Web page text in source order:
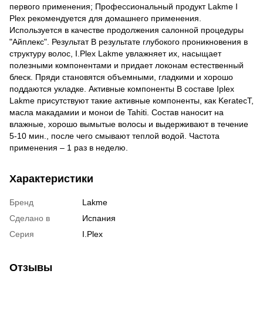
первого применения; Профессиональный продукт Lakme I
Plex рекомендуется для домашнего применения.
Используется в качестве продолжения салонной процедуры
"Айплекс". Результат В результате глубокого проникновения в
структуру волос, I.Plex Lakme увлажняет их, насыщает
полезными компонентами и придает локонам естественный
блеск. Пряди становятся объемными, гладкими и хорошо
поддаются укладке. Активные компоненты В составе Iplex
Lakme присутствуют такие активные компоненты, как KeratecT,
масла макадамии и монои de Tahiti. Состав наносит на
влажные, хорошо вымытые волосы и выдерживают в течение
5-10 мин., после чего смывают теплой водой. Частота
применения – 1 раз в неделю.
Характеристики
Бренд
Lakme
Сделано в
Испания
Серия
I.Plex
Отзывы